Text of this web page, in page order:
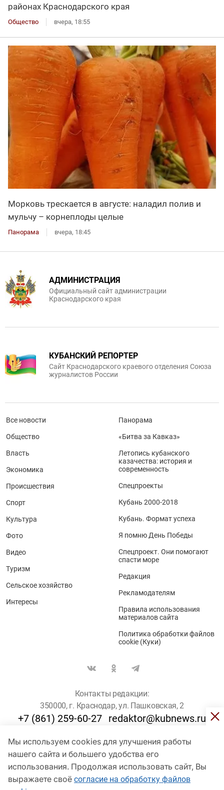
районах Краснодарского края
Общество вчера, 18:55
Морковь трескается в августе: наладил полив и
мульчу – корнеплоды целые
Панорама вчера, 18:45
Мы используем cookies для улучшения работы
нашего сайта и большего удобства его
использования. Продолжая использовать сайт, Вы
выражаете своё согласие на обработку файлов
АДМИНИСТРАЦИЯ
Официальный сайт администрации
Краснодарского края
КУБАНСКИЙ РЕПОРТЕР
Сайт Краснодарского краевого отделения Союза
журналистов России
Все новости
Общество
Власть
Экономика
Происшествия
Спорт
Культура
Фото
Видео
Туризм
Сельское хозяйство
Интересы
Панорама
«Битва за Кавказ»
Летопись кубанского
казачества: история и
современность
Спецпроекты
Кубань 2000-2018
Кубань. Формат успеха
Я помню День Победы
Спецпроект. Они помогают
спасти море
Редакция
Рекламодателям
Правила использования
материалов сайта
Политика обработки файлов
cookie (Куки)
Контакты редакции:
350000, г. Краснодар, ул. Пашковская, 2
+7 (861) 259-60-27 redaktor@kubnews.ru
Для пользователей старше 16 лет
© Кубанские Новости, 2017
Сетевое издание «kubnews» зарегистрировано Федеральной
службой по надзору в сфере связи, информационных технологий